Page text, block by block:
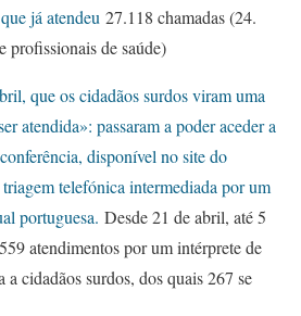
já atendeu 27.118 chamadas (24.
profissionais de saúde)
que os cidadãos surdos viram uma
atendida»: passaram a poder aceder a
disponível no site do
telefónica intermediada por um
portuguesa. Desde 21 de abril, até 5
atendimentos por um intérprete de
a cidadãos surdos, dos quais 267 se